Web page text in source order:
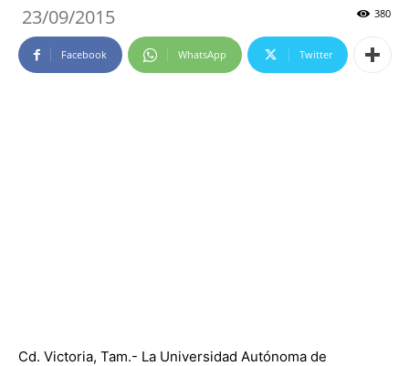
23/09/2015 380
Facebook WhatsApp Twitter
Cd. Victoria, Tam.- La Universidad Autónoma de